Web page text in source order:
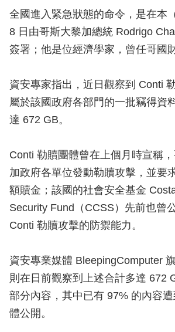
全國進入緊急狀態的命令，是在本
8 日由哥斯大黎加總統 Rodrigo
簽署；他是位經濟學家，曾任哥國
資安專家指出，近日觀察到 Conti
屬於該國政府各部門的一批竊得資
達 672 GB。
Conti 勒贖團體曾在上個月時宣稱
加政府各單位發動勒贖攻擊，並要
額贖金；該國的社會安全基金
Security Fund（CCSS）先前也曾
Conti 勒贖攻擊的防禦能力。
資安專業媒體 BleepingComputer
則在日前觀察到上述合計多達 672
部分內容，其中已有 97% 的內容
體公開。